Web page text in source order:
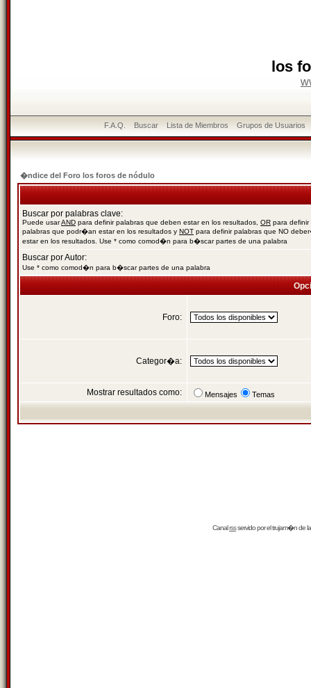
los
F.A.Q. Buscar Lista de Miembros Grupos de Usuarios
�ndice del Foro los foros de nódulo
Buscar por palabras clave:
Puede usarAND para definir palabras que deben estar en los resultados, OR para definir
palabras que podr�an estar en los resultados y NOT para definir palabras que NO
estar en los resultados. Use * como comod�n para b�scar partes de una palabra
Buscar por Autor:
Use * como comod�n para b�scar partes de una palabra
Foro:
Categor�a:
Mostrar resultados como: Mensajes Temas
Canalrssservido por eltrujam�nde